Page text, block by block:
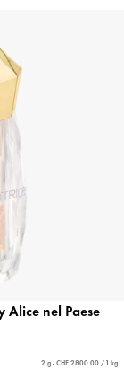
nel Paese
2 g - CHF 2800.00 / 1 kg